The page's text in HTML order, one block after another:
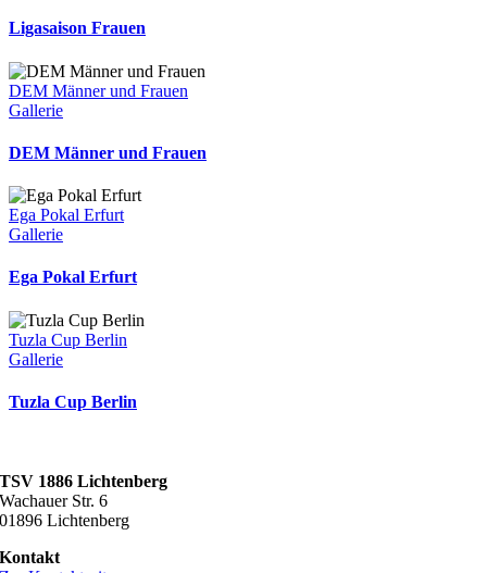
Ligasaison Frauen
DEM Männer und Frauen
Gallerie
DEM Männer und Frauen
Ega Pokal Erfurt
Gallerie
Ega Pokal Erfurt
Tuzla Cup Berlin
Gallerie
Tuzla Cup Berlin
TSV 1886 Lichtenberg
Wachauer Str. 6
01896 Lichtenberg
Kontakt